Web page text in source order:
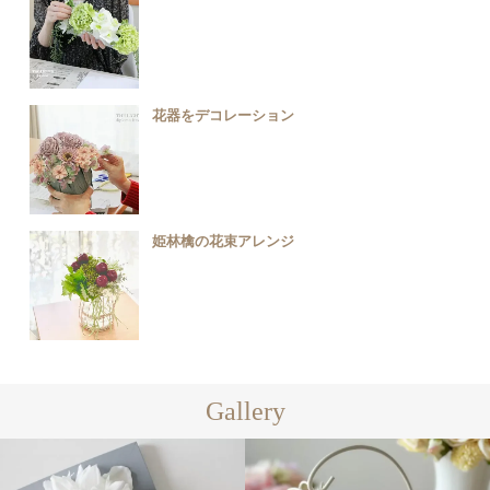
花器をデコレーション
姫林檎の花束アレンジ
Gallery